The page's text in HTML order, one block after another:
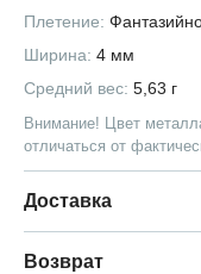
Плетение:
Ширина: 4 мм
Средний вес: 5,63 г
Внимание! Цвет
отличаться от
Доставка
Возврат